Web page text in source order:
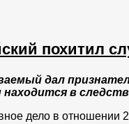
похитил
дал
в
дело в отношении